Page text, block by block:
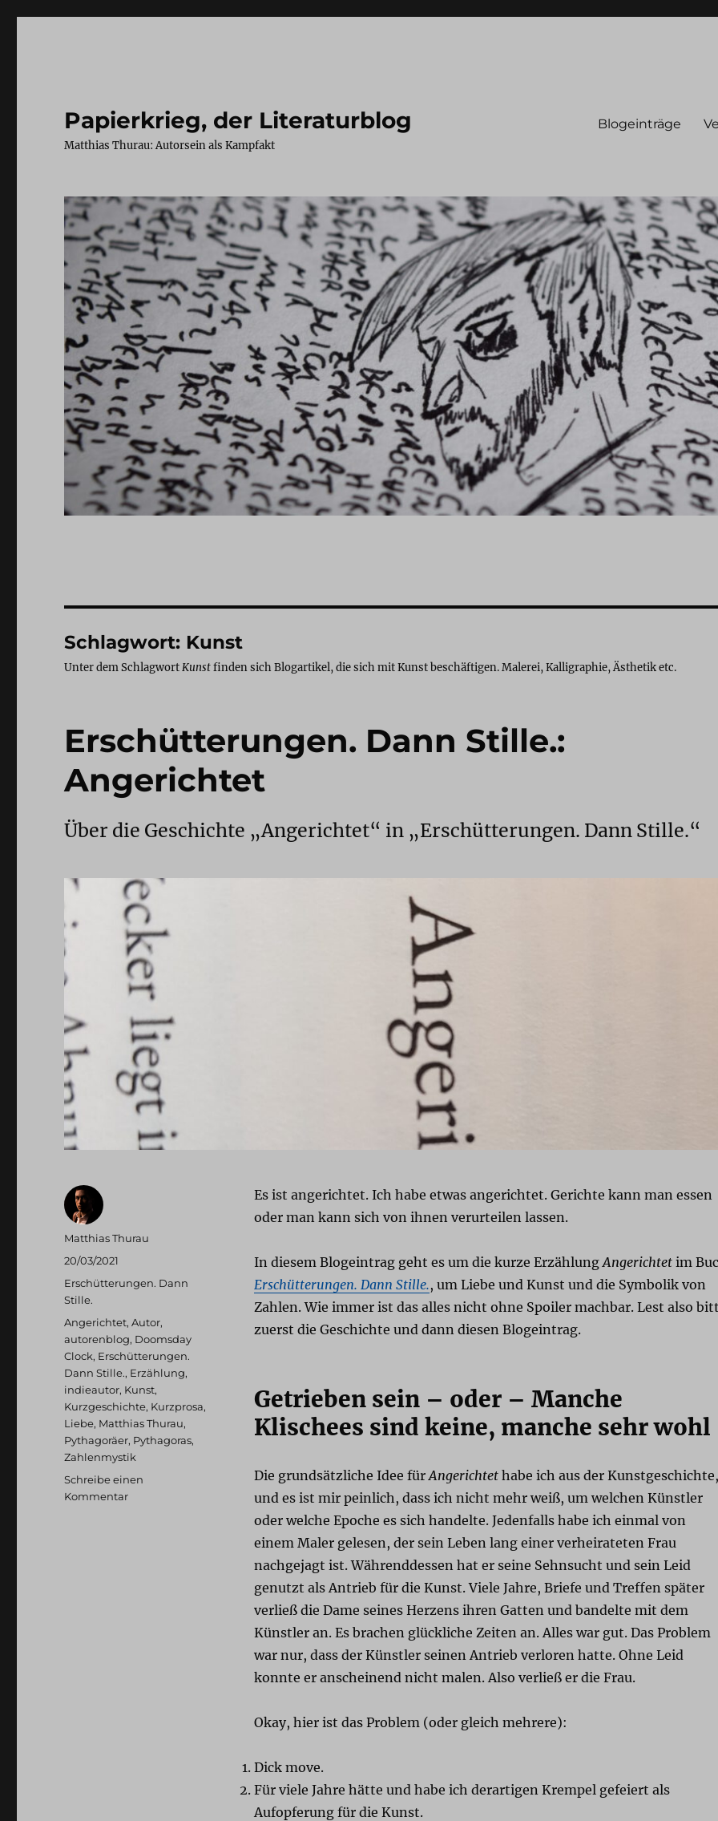
Papierkrieg, der Literaturblog
Matthias Thurau: Autorsein als Kampfakt
Blogeinträge
Schlagwort: Kunst
Unter dem SchlagwortKunstfinden sich Blogartikel, die sich mit Kunst beschäftigen. Malerei, Kalligraphie, Ästhetik etc.
Erschütterungen. Dann Stille.:
Angerichtet
Über die Geschichte „Angerichtet“ in „Erschütterungen. Dann Stille.“
Es ist angerichtet. Ich habe etwas angerichtet. Gerichte kann man essen
oder man kann sich von ihnen verurteilen lassen.
In diesem Blogeintrag geht es um die kurze Erzählung Angerichtetim
Erschütterungen. Dann Stille., um Liebe und Kunst und die Symbolik von
Zahlen. Wie immer ist das alles nicht ohne Spoiler machbar. Lest also
zuerst die Geschichte und dann diesen Blogeintrag.
Getrieben sein – oder – Manche
Klischees sind keine, manche sehr wohl
Die grundsätzliche Idee für Angerichtethabe ich aus der Kunstgeschichte,
und es ist mir peinlich, dass ich nicht mehr weiß, um welchen Künstler
oder welche Epoche es sich handelte. Jedenfalls habe ich einmal von
einem Maler gelesen, der sein Leben lang einer verheirateten Frau
nachgejagt ist. Währenddessen hat er seine Sehnsucht und sein Leid
genutzt als Antrieb für die Kunst. Viele Jahre, Briefe und Treffen später
verließ die Dame seines Herzens ihren Gatten und bandelte mit dem
Künstler an. Es brachen glückliche Zeiten an. Alles war gut. Das Problem
war nur, dass der Künstler seinen Antrieb verloren hatte. Ohne Leid
konnte er anscheinend nicht malen. Also verließ er die Frau.
Okay, hier ist das Problem (oder gleich mehrere):
Dick move.
Für viele Jahre hätte und habe ich derartigen Krempel gefeiert als
Aufopferung für die Kunst.
Autor
Matthias Thurau
Veröffentlicht
20/03/2021
Kategorien
Erschütterungen. Dann
Stille.
Schlagwörter
Angerichtet,Autor,
autorenblog, Doomsday
Clock, Erschütterungen.
Dann Stille., Erzählung,
indieautor, Kunst,
Kurzgeschichte, Kurzprosa,
Liebe, Matthias Thurau,
Pythagoräer, Pythagoras,
Zahlenmystik
Schreibe einen
Kommentarzu